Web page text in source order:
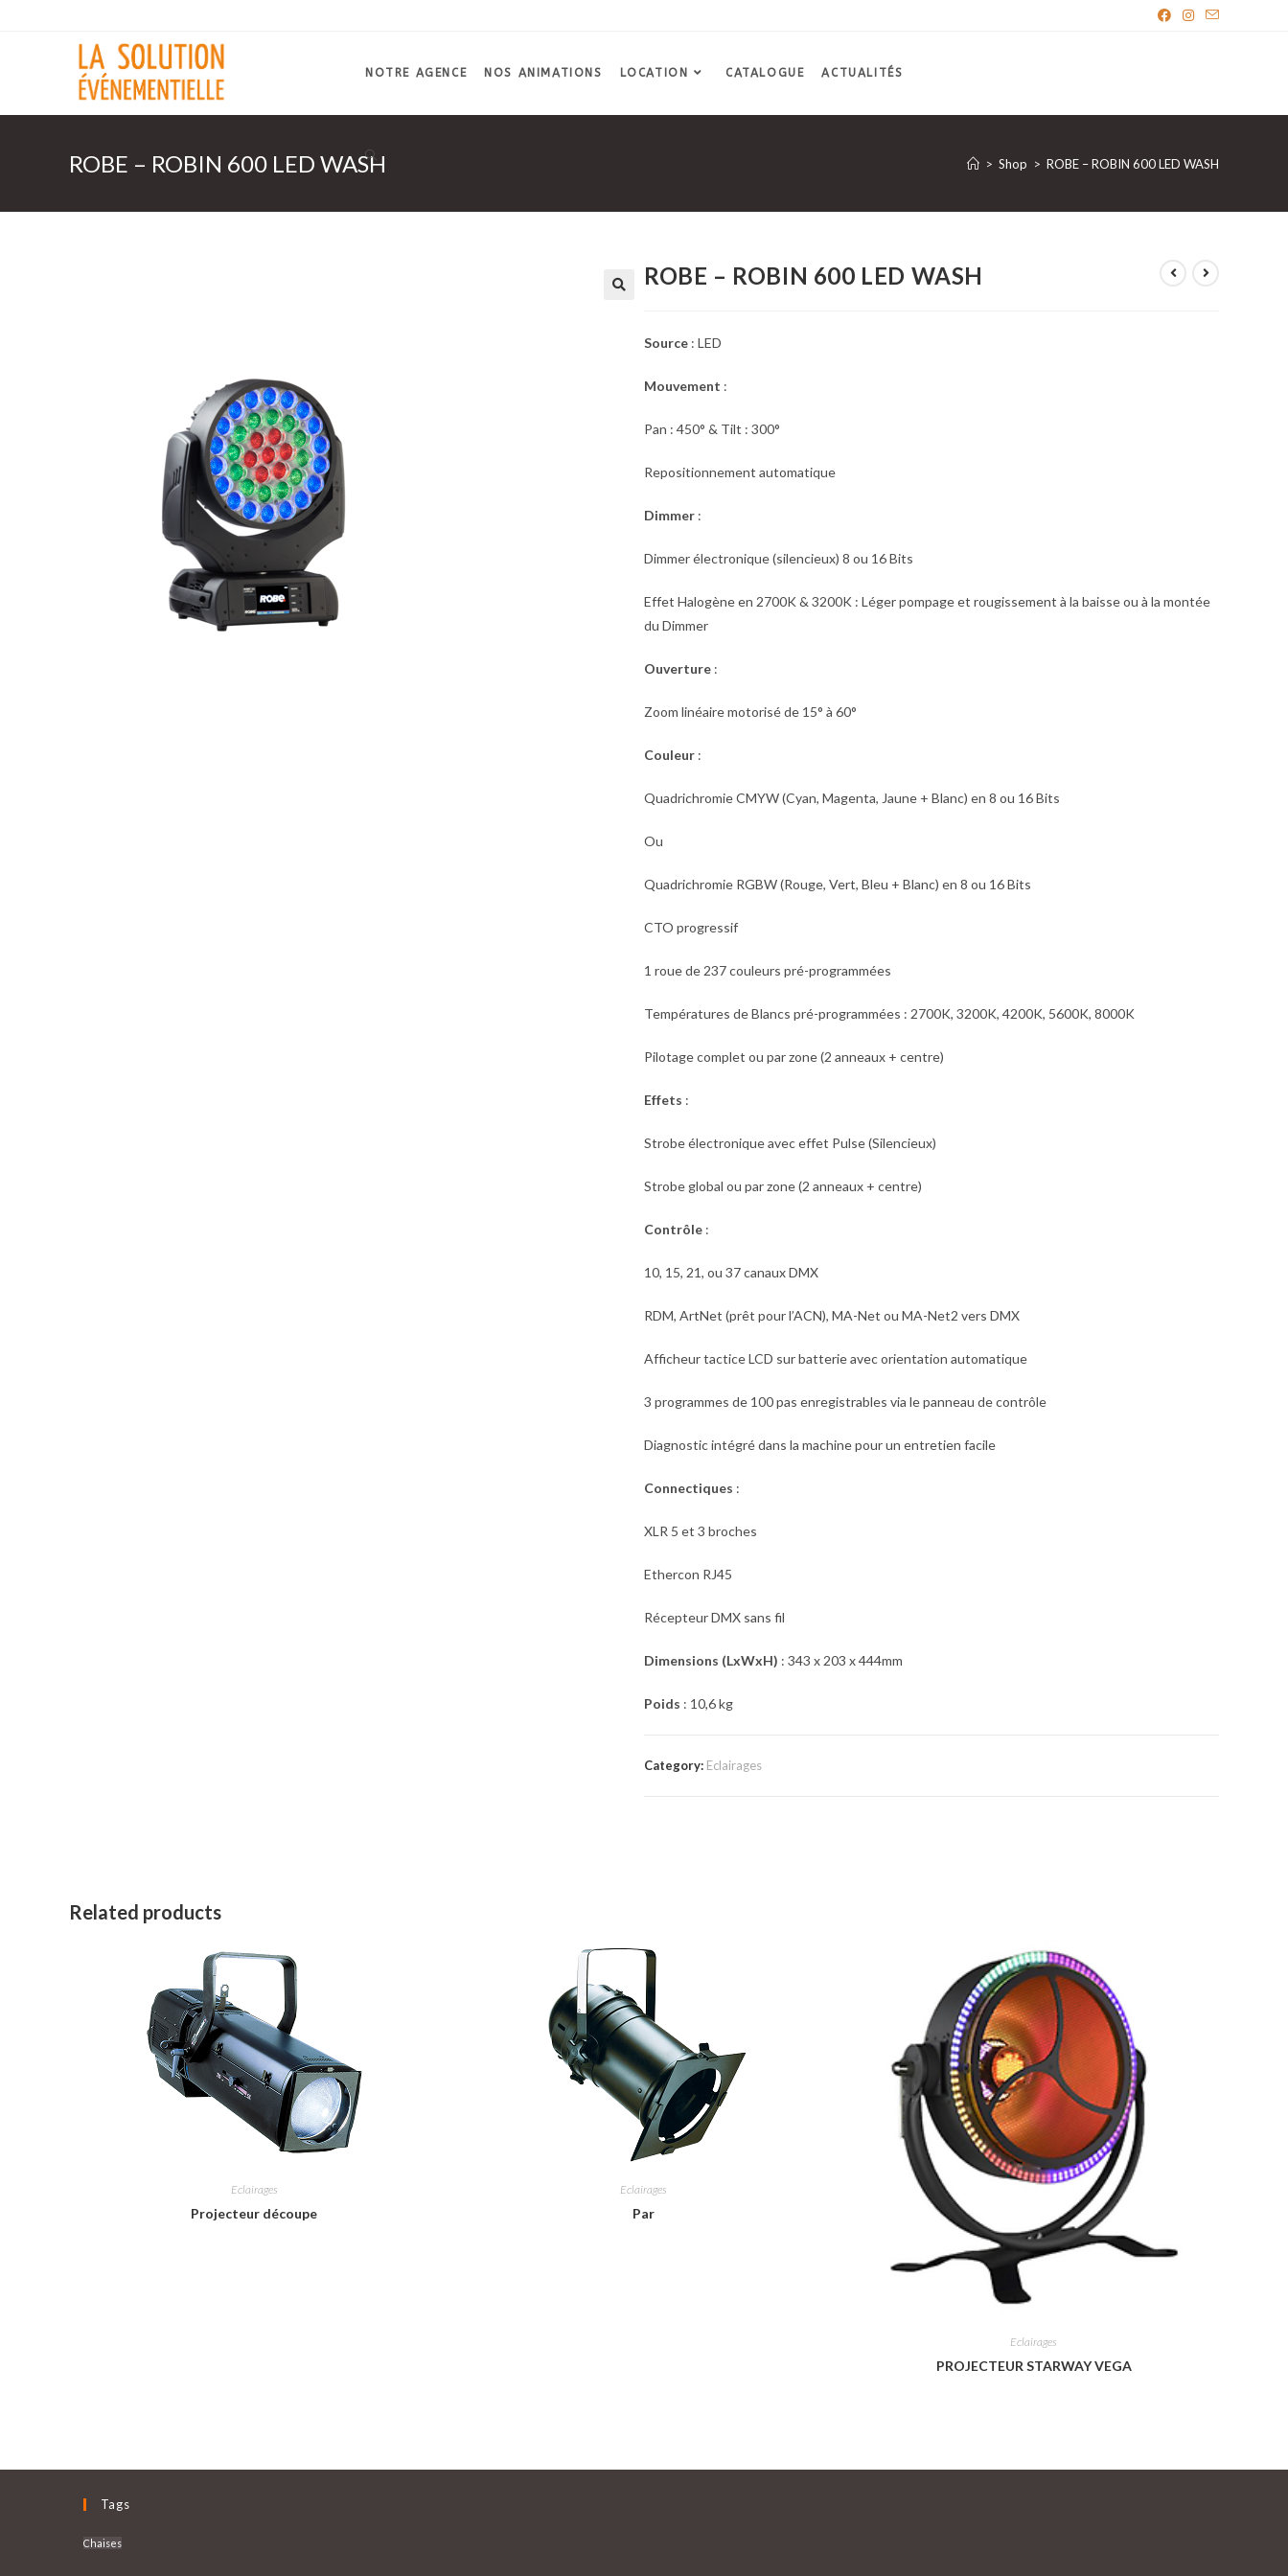
NOTRE AGENCE NOS ANIMATIONS LOCATION CATALOGUE ACTUALITÉS
ROBE – ROBIN 600 LED WASH > Shop > ROBE – ROBIN 600 LED WASH
ROBE – ROBIN 600 LED WASH
Source : LED
Mouvement :
Pan : 450° & Tilt : 300°
Repositionnement automatique
Dimmer :
Dimmer électronique (silencieux) 8 ou 16 Bits
Effet Halogène en 2700K & 3200K : Léger pompage et rougissement à la baisse ou à la montée
du Dimmer
Ouverture :
Zoom linéaire motorisé de 15° à 60°
Couleur :
Quadrichromie CMYW (Cyan, Magenta, Jaune + Blanc) en 8 ou 16 Bits
Ou
Quadrichromie RGBW (Rouge, Vert, Bleu + Blanc) en 8 ou 16 Bits
CTO progressif
1 roue de 237 couleurs pré-programmées
Températures de Blancs pré-programmées : 2700K, 3200K, 4200K, 5600K, 8000K
Pilotage complet ou par zone (2 anneaux + centre)
Effets :
Strobe électronique avec effet Pulse (Silencieux)
Strobe global ou par zone (2 anneaux + centre)
Contrôle :
10, 15, 21, ou 37 canaux DMX
RDM, ArtNet (prêt pour l’ACN), MA-Net ou MA-Net2 vers DMX
Afficheur tactice LCD sur batterie avec orientation automatique
3 programmes de 100 pas enregistrables via le panneau de contrôle
Diagnostic intégré dans la machine pour un entretien facile
Connectiques :
XLR 5 et 3 broches
Ethercon RJ45
Récepteur DMX sans fil
Dimensions (LxWxH) : 343 x 203 x 444mm
Poids : 10,6 kg
Category: Eclairages
Related products
Eclairages
Projecteur découpe
Eclairages
Par
Eclairages
PROJECTEUR STARWAY VEGA
Tags
Chaises